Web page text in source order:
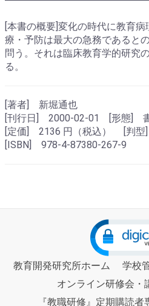
[本書の概要]変化の時代に教育
療・予防は最大の急務であると
問う。それは臨床教育学的研究
る。
[著者] 新堀通也
[刊行日] 2000-02-01 [形態]
[定価] 2136 円（税込） [判
[ISBN] 978-4-87380-267-9
教育開発研究所ホーム
学校
オンライン研修会・
『教職研修』定期購読者